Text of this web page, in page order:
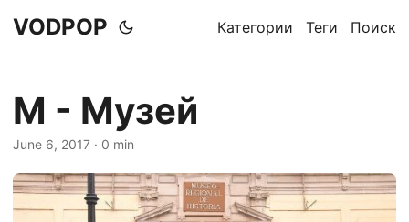
VODPOP Категории Теги Поиск
М - Музей
June 6, 2017 · 0 min